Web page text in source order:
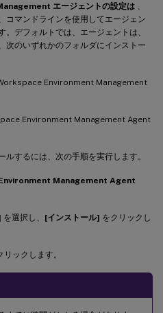
エージェントの設定は
コマンドラインを使用してエージェン
。デフォルトでは、エージェントは、
次のいずれかのフォルダにインストー
Environment Management
Environment Management Agent
するには、次の手順を実行します。
Management Agent
を選択し、 [インストール] をクリックし
リックします。